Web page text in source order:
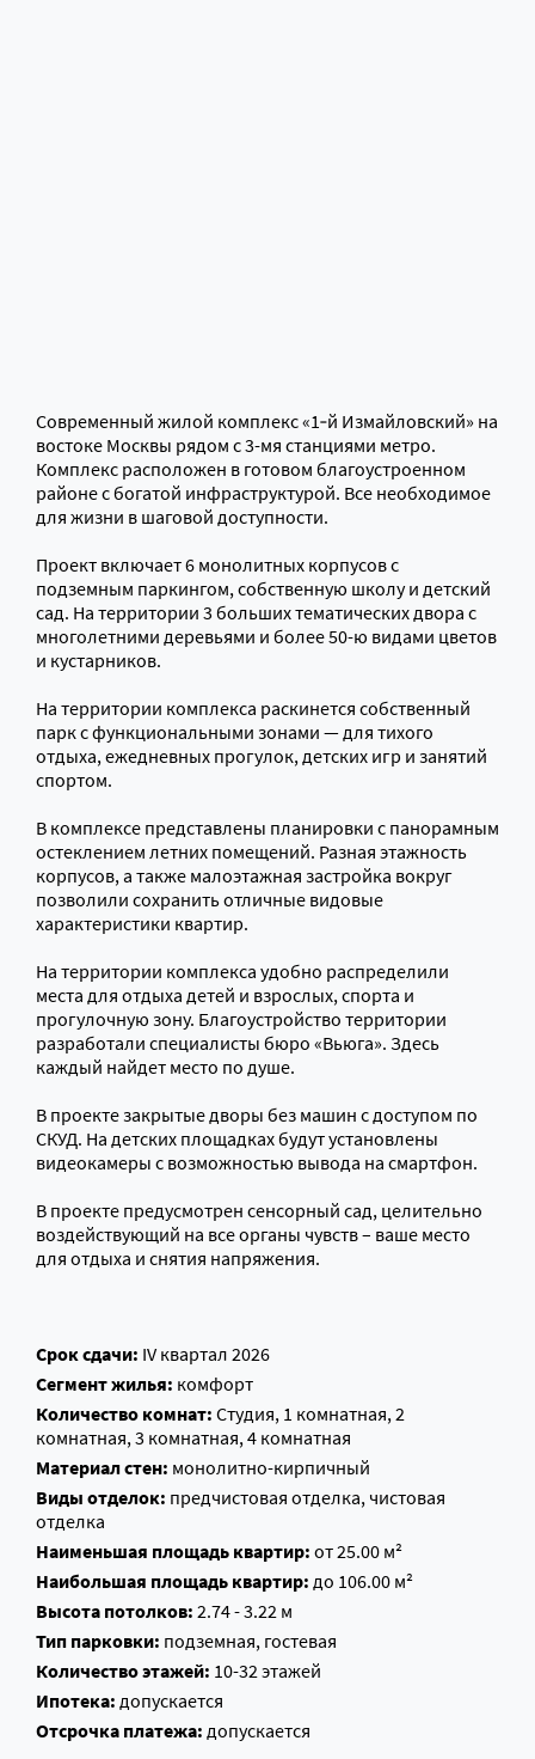
Современный жилой комплекс «1‑й Измайловский» на
востоке Москвы рядом с 3-мя станциями метро.
Комплекс расположен в готовом благоустроенном
районе с богатой инфраструктурой. Все необходимое
для жизни в шаговой доступности.
Проект включает 6 монолитных корпусов с
подземным паркингом, собственную школу и детский
сад. На территории 3 больших тематических двора с
многолетними деревьями и более 50-ю видами цветов
и кустарников.
На территории комплекса раскинется собственный
парк с функциональными зонами — для тихого
отдыха, ежедневных прогулок, детских игр и занятий
спортом.
В комплексе представлены планировки с панорамным
остеклением летних помещений. Разная этажность
корпусов, а также малоэтажная застройка вокруг
позволили сохранить отличные видовые
характеристики квартир.
На территории комплекса удобно распределили
места для отдыха детей и взрослых, спорта и
прогулочную зону. Благоустройство территории
разработали специалисты бюро «Вьюга». Здесь
каждый найдет место по душе.
В проекте закрытые дворы без машин с доступом по
СКУД. На детских площадках будут установлены
видеокамеры с возможностью вывода на смартфон.
В проекте предусмотрен сенсорный сад, целительно
воздействующий на все органы чувств – ваше место
для отдыха и снятия напряжения.
Срок сдачи: IV квартал 2026
Сегмент жилья: комфорт
Количество комнат: Студия, 1 комнатная, 2
комнатная, 3 комнатная, 4 комнатная
Материал стен: монолитно-кирпичный
Виды отделок: предчистовая отделка, чистовая
отделка
Наименьшая площадь квартир: от 25.00 м²
Наибольшая площадь квартир: до 106.00 м²
Высота потолков: 2.74 - 3.22 м
Тип парковки: подземная, гостевая
Количество этажей: 10-32 этажей
Ипотека: допускается
Отсрочка платежа: допускается